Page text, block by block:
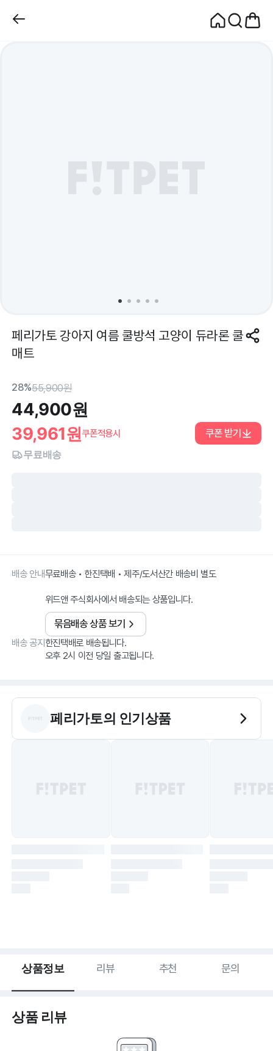
페리가토 강아지 여름 쿨방석 고양이 듀라론 쿨
매트
28%55,900원
44,900원
39,961원쿠폰적용시 쿠폰 받기
무료배송
배송 안내무료배송 • 한진택배 • 제주/도서산간 배송비 별도
위드앤 주식회사에서 배송되는 상품입니다.
묶음배송 상품 보기
배송 공지한진택배로 배송됩니다.
오후 2시 이전 당일 출고됩니다.
페리가토의 인기상품
상품정보 리뷰 추천 문의
상품 리뷰